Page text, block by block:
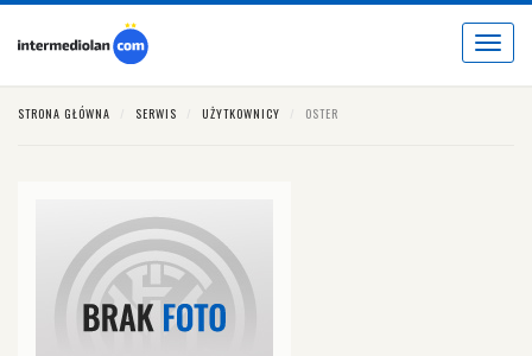
Toggle
STRONA GŁÓWNA SERWIS UŻYTKOWNICY OSTER